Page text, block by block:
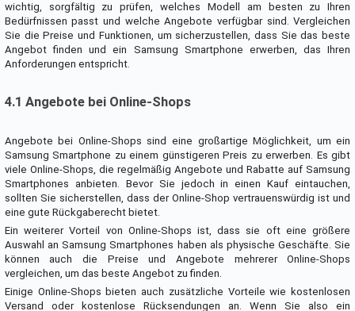
wichtig, sorgfältig zu prüfen, welches Modell am besten zu Ihren
Bedürfnissen passt und welche Angebote verfügbar sind. Vergleichen
Sie die Preise und Funktionen, um sicherzustellen, dass Sie das beste
Angebot finden und ein Samsung Smartphone erwerben, das Ihren
Anforderungen entspricht.
4.1 Angebote bei Online-Shops
Angebote bei Online-Shops sind eine großartige Möglichkeit, um ein
Samsung Smartphone zu einem günstigeren Preis zu erwerben. Es gibt
viele Online-Shops, die regelmäßig Angebote und Rabatte auf Samsung
Smartphones anbieten. Bevor Sie jedoch in einen Kauf eintauchen,
sollten Sie sicherstellen, dass der Online-Shop vertrauenswürdig ist und
eine gute Rückgaberecht bietet.
Ein weiterer Vorteil von Online-Shops ist, dass sie oft eine größere
Auswahl an Samsung Smartphones haben als physische Geschäfte. Sie
können auch die Preise und Angebote mehrerer Online-Shops
vergleichen, um das beste Angebot zu finden.
Einige Online-Shops bieten auch zusätzliche Vorteile wie kostenlosen
Versand oder kostenlose Rücksendungen an. Wenn Sie also ein